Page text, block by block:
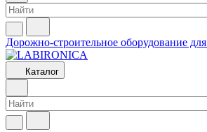
Дорожно-строительное оборудование
Каталог